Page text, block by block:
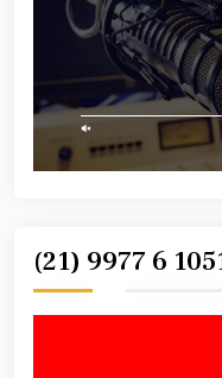
(21) 9977 6